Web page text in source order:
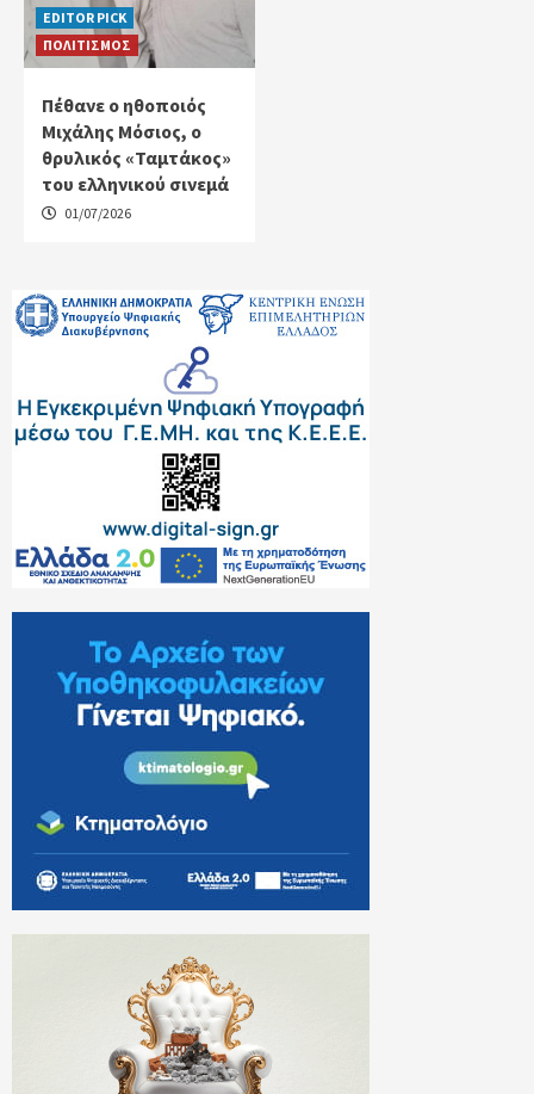
EDITOR PICK
ΠΟΛΙΤΙΣΜΟΣ
Πέθανε ο ηθοποιός
Μιχάλης Μόσιος, ο
θρυλικός «Ταμτάκος»
του ελληνικού σινεμά
01/07/2026